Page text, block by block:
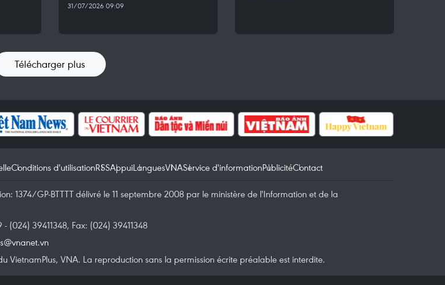
31/07/2026 09:09
Télécharger plus
Conditions d'utilisationRSSAppuiLanguesVNAService d'informationPublicitéContact
1374/GP-BTTTT délivré le 11 septembre 2008 par le ministère de l'Information et de la
- (024) 39411348, Fax: (024) 39411348
VietnamPlus, VNA. La reproduction sans la permission écrite préalable est interdite.